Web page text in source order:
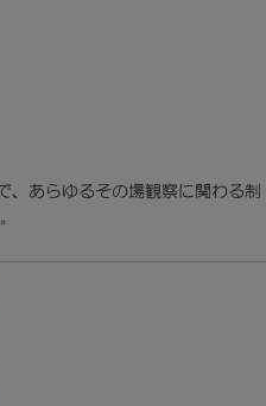
あらゆるその場観察に関わる制